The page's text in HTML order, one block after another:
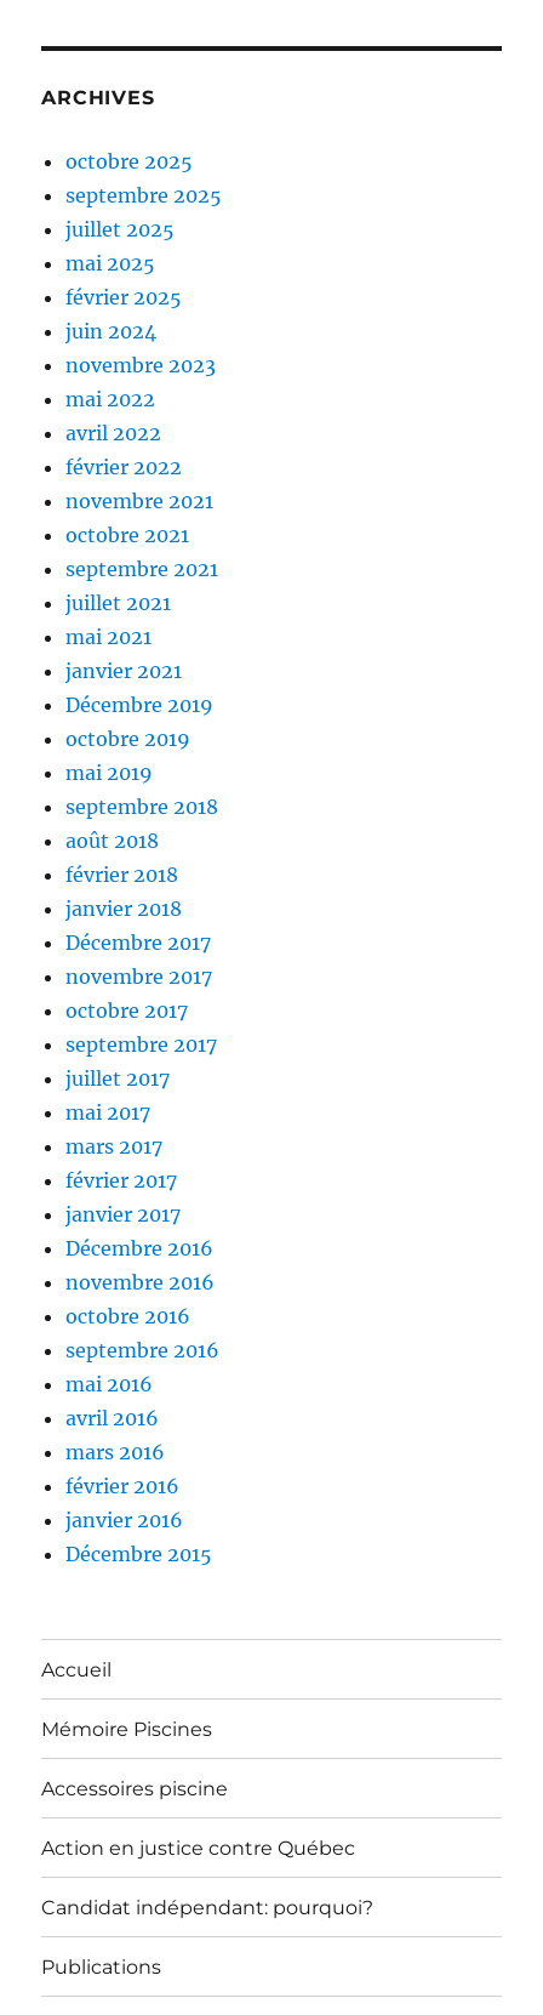
ARCHIVES
octobre 2025
septembre 2025
juillet 2025
mai 2025
février 2025
juin 2024
novembre 2023
mai 2022
avril 2022
février 2022
novembre 2021
octobre 2021
septembre 2021
juillet 2021
mai 2021
janvier 2021
Décembre 2019
octobre 2019
mai 2019
septembre 2018
août 2018
février 2018
janvier 2018
Décembre 2017
novembre 2017
octobre 2017
septembre 2017
juillet 2017
mai 2017
mars 2017
février 2017
janvier 2017
Décembre 2016
novembre 2016
octobre 2016
septembre 2016
mai 2016
avril 2016
mars 2016
février 2016
janvier 2016
Décembre 2015
Accueil
Mémoire Piscines
Accessoires piscine
Action en justice contre Québec
Candidat indépendant: pourquoi?
Publications